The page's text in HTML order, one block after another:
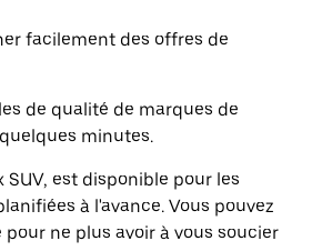
facilement des offres de
de qualité de marques de
minutes.
est disponible pour les
à l'avance. Vous pouvez
ne plus avoir à vous soucier